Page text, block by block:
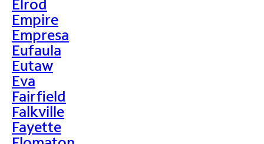
Elrod
Empire
Empresa
Eufaula
Eutaw
Eva
Fairfield
Falkville
Fayette